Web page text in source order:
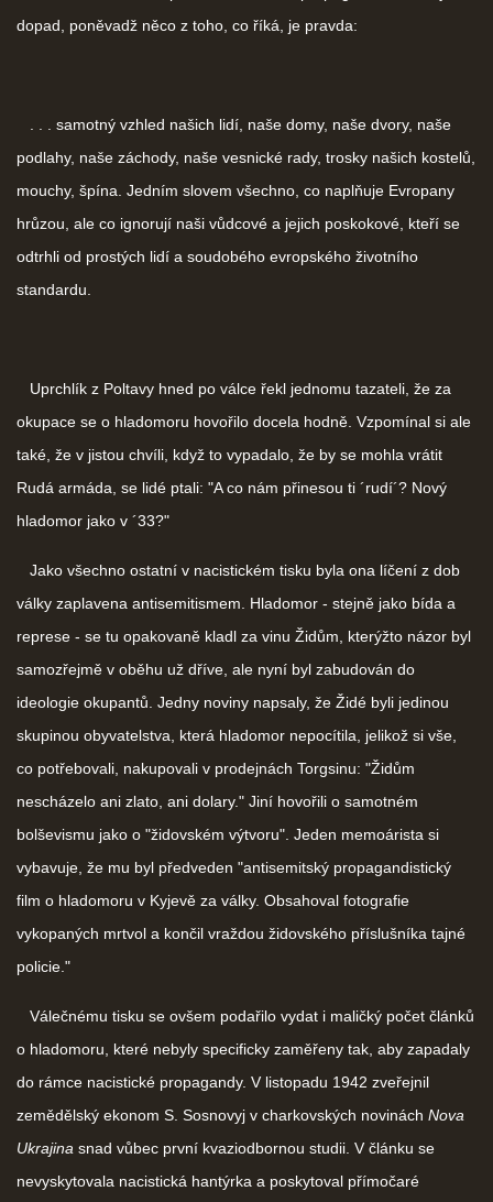
dopad, poněvadž něco z toho, co říká, je pravda:
. . . samotný vzhled našich lidí, naše domy, naše dvory, naše
podlahy, naše záchody, naše vesnické rady, trosky našich kostelů,
mouchy, špína. Jedním slovem všechno, co naplňuje Evropany
hrůzou, ale co ignorují naši vůdcové a jejich poskokové, kteří se
odtrhli od prostých lidí a soudobého evropského životního
standardu.
Uprchlík z Poltavy hned po válce řekl jednomu tazateli, že za
okupace se o hladomoru hovořilo docela hodně. Vzpomínal si ale
také, že v jistou chvíli, když to vypadalo, že by se mohla vrátit
Rudá armáda, se lidé ptali: "A co nám přinesou ti ´rudí´? Nový
hladomor jako v ´33?"
Jako všechno ostatní v nacistickém tisku byla ona líčení z dob
války zaplavena antisemitismem. Hladomor - stejně jako bída a
represe - se tu opakovaně kladl za vinu Židům, kterýžto názor byl
samozřejmě v oběhu už dříve, ale nyní byl zabudován do
ideologie okupantů. Jedny noviny napsaly, že Židé byli jedinou
skupinou obyvatelstva, která hladomor nepocítila, jelikož si vše,
co potřebovali, nakupovali v prodejnách Torgsinu: "Židům
nescházelo ani zlato, ani dolary." Jiní hovořili o samotném
bolševismu jako o "židovském výtvoru". Jeden memoárista si
vybavuje, že mu byl předveden "antisemitský propagandistický
film o hladomoru v Kyjevě za války. Obsahoval fotografie
vykopaných mrtvol a končil vraždou židovského příslušníka tajné
policie."
Válečnému tisku se ovšem podařilo vydat i maličký počet článků
o hladomoru, které nebyly specificky zaměřeny tak, aby zapadaly
do rámce nacistické propagandy. V listopadu 1942 zveřejnil
zemědělský ekonom S. Sosnovyj v charkovských novinách Nova
Ukrajina snad vůbec první kvaziodbornou studii. V článku se
nevyskytovala nacistická hantýrka a poskytoval přímočaré